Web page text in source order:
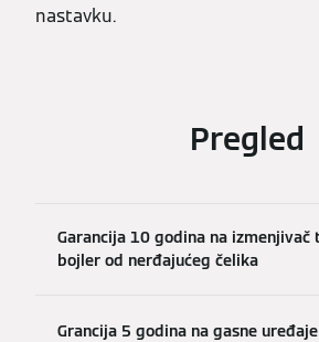
nastavku.
Pregled
Garancija 10 godina na izmenjivač
bojler od nerđajućeg čelika
Grancija 5 godina na gasne uređaje